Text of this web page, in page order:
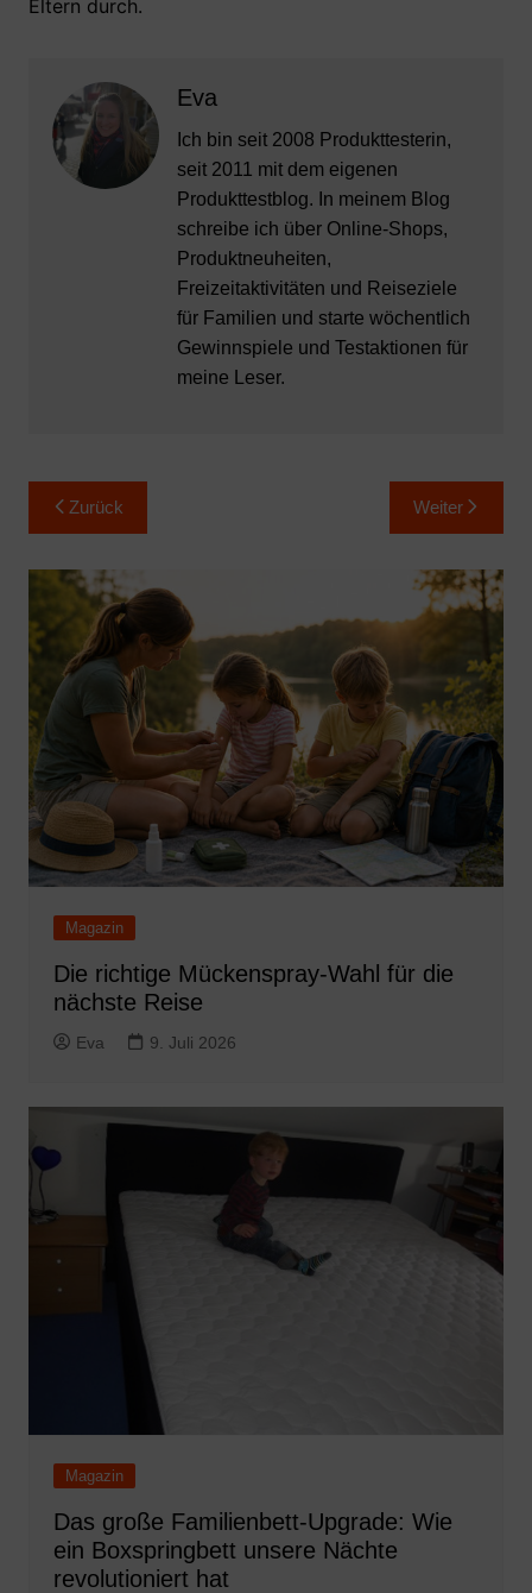
Eltern durch.
Eva
Ich bin seit 2008 Produkttesterin,
seit 2011 mit dem eigenen
Produkttestblog. In meinem Blog
schreibe ich über Online-Shops,
Produktneuheiten,
Freizeitaktivitäten und Reiseziele
für Familien und starte wöchentlich
Gewinnspiele und Testaktionen für
meine Leser.
Beitragsnavigation
Zurück Weiter
Magazin
Die richtige Mückenspray-Wahl für die
nächste Reise
Eva 9. Juli 2026
Magazin
Das große Familienbett-Upgrade: Wie
ein Boxspringbett unsere Nächte
revolutioniert hat